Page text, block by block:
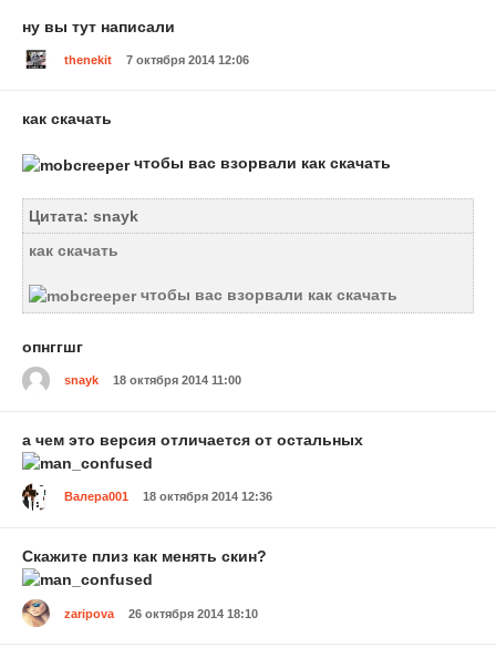
ну вы тут написали
thenekit 7 октября 2014 12:06
как скачать
чтобы вас взорвали как скачать
Цитата: snayk
как скачать
чтобы вас взорвали как скачать
опнггшг
snayk 18 октября 2014 11:00
а чем это версия отличается от остальных
Валера001 18 октября 2014 12:36
Скажите плиз как менять скин?
zaripova 26 октября 2014 18:10